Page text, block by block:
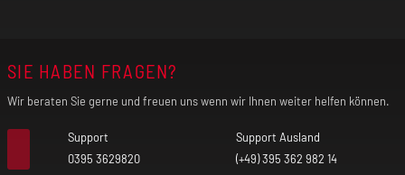
SIE HABEN FRAGEN?
Wir beraten Sie gerne und freuen uns wenn wir Ihnen weiter helfen können.
Support
0395 3629820
Support Ausland
(+49) 395 362 982 14